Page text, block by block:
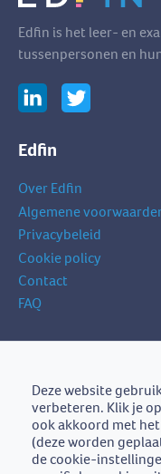
Edfin is het leer- en
tussenpersonen en
Edfin
Over Edfin
Algemene
Privacybeleid
Cookie policy
Contact
FAQ
Schrijf je in op
mailadres
Deze website
verbeteren. Klik je
ook akkoord met
(deze worden
de cookie-